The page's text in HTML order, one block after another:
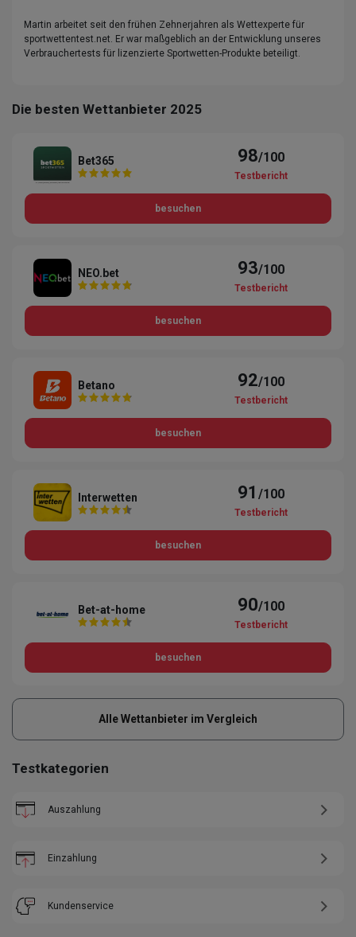
Martin arbeitet seit den frühen Zehnerjahren als Wettexperte für
sportwettentest.net. Er war maßgeblich an der Entwicklung unseres
Verbrauchertests für lizenzierte Sportwetten-Produkte beteiligt.
Die besten Wettanbieter 2025
Bet365 98/100
Testbericht
besuchen
NEO.bet 93/100
Testbericht
besuchen
Betano 92/100
Testbericht
besuchen
Interwetten 91/100
Testbericht
besuchen
Bet-at-home 90/100
Testbericht
besuchen
Alle Wettanbieter im Vergleich
Testkategorien
Auszahlung
Einzahlung
Kundenservice